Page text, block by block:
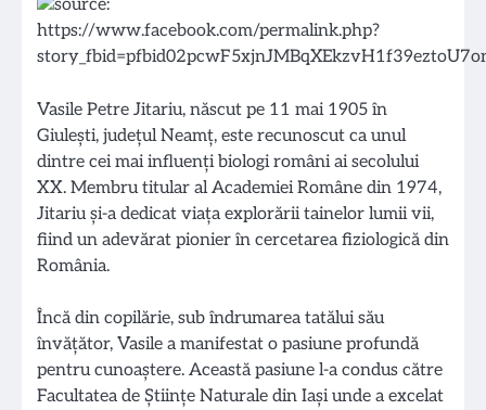
Vasile Petre Jitariu, născut pe 11 mai 1905 în
Giulești, județul Neamț, este recunoscut ca unul
dintre cei mai influenți biologi români ai secolului
XX. Membru titular al Academiei Române din 1974,
Jitariu și-a dedicat viața explorării tainelor lumii vii,
fiind un adevărat pionier în cercetarea fiziologică din
România.
Încă din copilărie, sub îndrumarea tatălui său
învățător, Vasile a manifestat o pasiune profundă
pentru cunoaștere. Această pasiune l-a condus către
Facultatea de Științe Naturale din Iași unde a excelat